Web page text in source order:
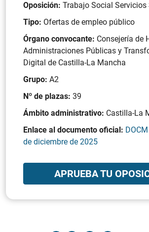
Oposición: Trabajo Social Servicios
Tipo: Ofertas de empleo público
Órgano convocante: Consejería de
Administraciones Públicas y
Digital de Castilla-La Mancha
Grupo: A2
Nº de plazas: 39
Ámbito administrativo: Castilla-La
Enlace al documento oficial:
de diciembre de 2025
APRUEBA TU